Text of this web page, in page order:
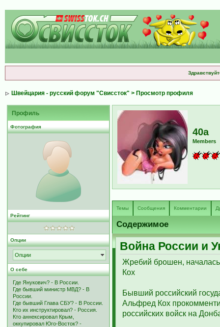
Швейцария - русский форум "Свиссток" > Просмотр профиля
Профиль
Фотография
Рейтинг
Опции
Опции
О себе
Где Янукович? - В России.
Где бывший министр МВД? - В
России.
Где бывший Глава СБУ? - В России.
Кто их инструктировал? - Россия.
Кто аннексировал Крым,
оккупировал Юго-Восток? -
40a
Members
Темы Сообщения Комментарии
Содержимое
Bойна России и
Жребий брошен,
Кох
Бывший российский
Альфред Кох
российских войск на